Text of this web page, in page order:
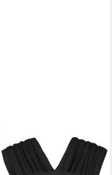
Babytrage manduca Sling -
Babytragetuch - Elastische
Babytrage, Unterstützt die